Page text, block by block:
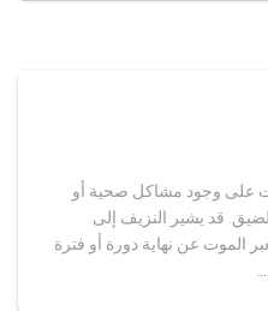
على وجود مشاكل صحية أو
قد يشير النزيف إلى
الموت عن نهاية دورة أو فترة